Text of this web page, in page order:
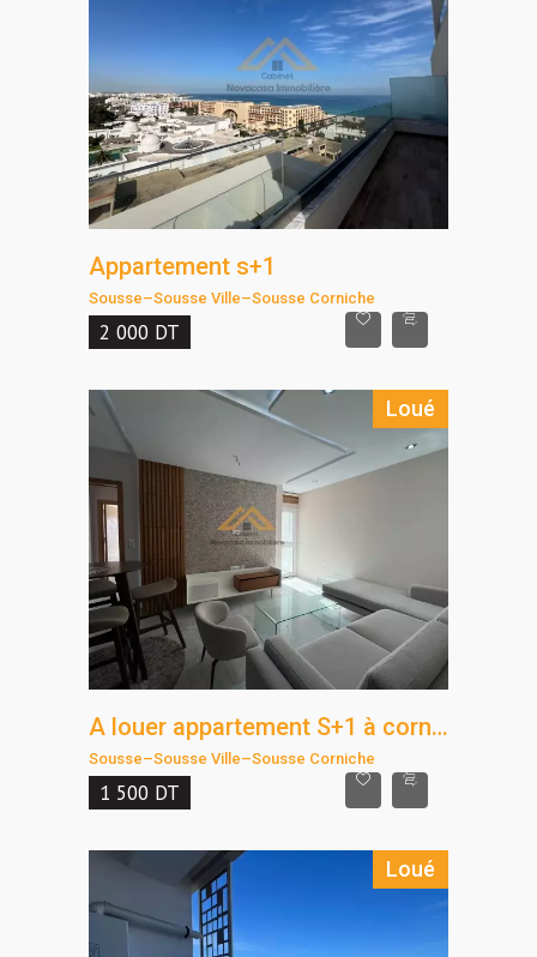
Appartement s+1
Sousse–Sousse Ville–Sousse Corniche
2 000 DT
Loué
A louer appartement S+1 à corniche Sousse
Sousse–Sousse Ville–Sousse Corniche
1 500 DT
Loué